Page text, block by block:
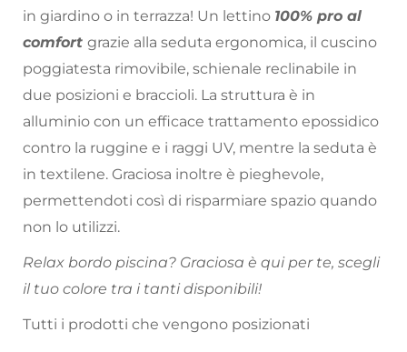
in giardino o in terrazza! Un lettino 100% pro al
comfort grazie alla seduta ergonomica, il cuscino
poggiatesta rimovibile, schienale reclinabile in
due posizioni e braccioli. La struttura è in
alluminio con un efficace trattamento epossidico
contro la ruggine e i raggi UV, mentre la seduta è
in textilene. Graciosa inoltre è pieghevole,
permettendoti così di risparmiare spazio quando
non lo utilizzi.
Relax bordo piscina? Graciosa è qui per te, scegli
il tuo colore tra i tanti disponibili!
Tutti i prodotti che vengono posizionati